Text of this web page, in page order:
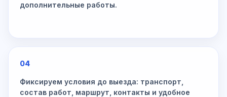
дополнительные работы.
04
Фиксируем условия до выезда: транспорт,
состав работ, маршрут, контакты и удобное